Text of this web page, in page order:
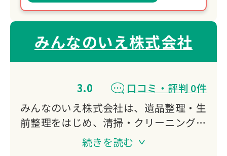
みんなのいえ株式会社
3.0
口コミ・評判 0件
みんなのいえ株式会社は、遺品整理・生
前整理をはじめ、清掃・クリーニング、
リフォーム、解体、不動産売却まで一貫
して対応する会社です。
続きを読む